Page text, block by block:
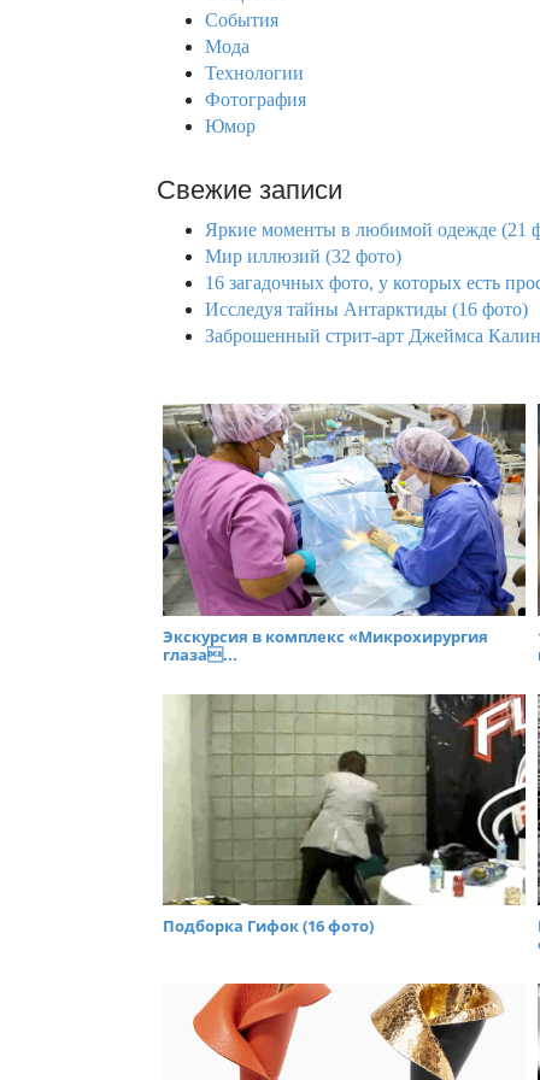
События
Мода
Технологии
Фотография
Юмор
Свежие записи
Яркие моменты в любимой одежде (21
Мир иллюзий (32 фото)
16 загадочных фото, у которых есть
Исследуя тайны Антарктиды (16 фото)
Заброшенный стрит-арт Джеймса
Экскурсия в комплекс «Микрохирургия
глаза...
Подборка Гифок (16 фото)